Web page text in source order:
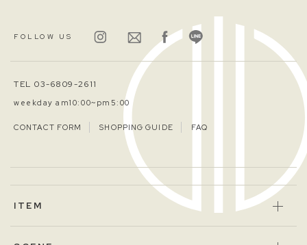
FOLLOW US
TEL 03-6809-2611
weekday am10:00~pm5:00
CONTACT FORM SHOPPING GUIDE FAQ
ITEM